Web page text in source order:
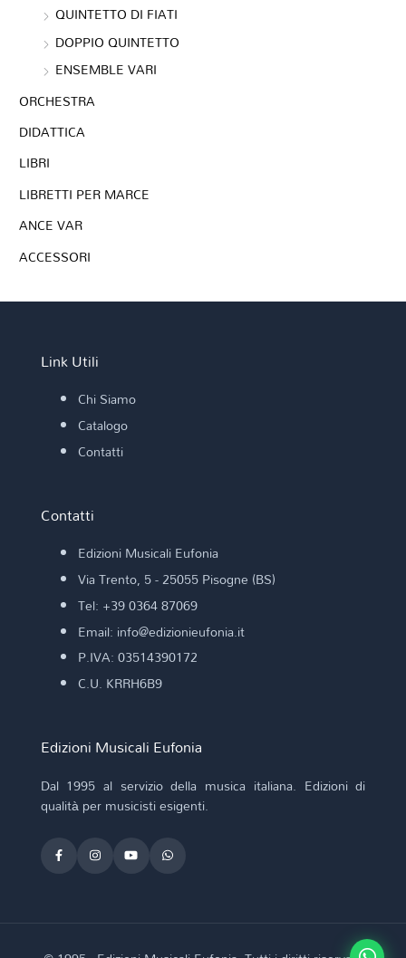
QUINTETTO DI FIATI
DOPPIO QUINTETTO
ENSEMBLE VARI
ORCHESTRA
DIDATTICA
LIBRI
LIBRETTI PER MARCE
ANCE VAR
ACCESSORI
Link Utili
Chi Siamo
Catalogo
Contatti
Contatti
Edizioni Musicali Eufonia
Via Trento, 5 - 25055 Pisogne (BS)
Tel: +39 0364 87069
Email: info@edizionieufonia.it
P.IVA: 03514390172
C.U. KRRH6B9
Edizioni Musicali Eufonia
Dal 1995 al servizio della musica italiana. Edizioni di
qualità per musicisti esigenti.